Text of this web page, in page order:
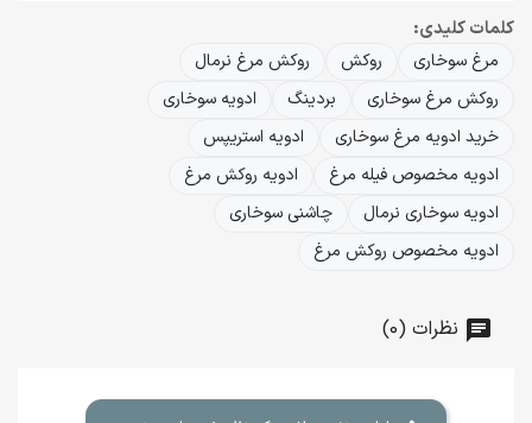
کلمات کلیدی:
مرغ سوخاری روکش
روکش مرغ نرمال
روکش مرغ سوخاری
بردینگ
ادویه سوخاری
خرید ادویه مرغ سوخاری
ادویه استریپس
ادویه مخصوص فیله مرغ
ادویه روکش مرغ
ادویه سوخاری نرمال
چاشنی سوخاری
ادویه مخصوص روکش مرغ
نظرات (0)